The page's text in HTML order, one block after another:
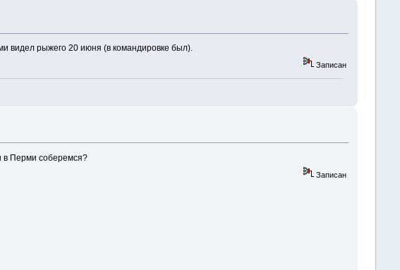
видел рыжего 20 июня (в командировке был).
Записан
в Перми соберемся?
Записан